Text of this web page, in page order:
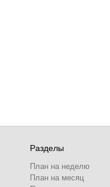
Разделы
План на неделю
План на месяц